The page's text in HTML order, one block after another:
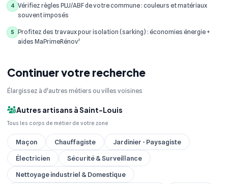
4 Vérifiez règles PLU/ABF de votre commune : couleurs et matériaux
souvent imposés
5
Profitez des travaux pour isolation (sarking) : économies énergie +
aides MaPrimeRénov'
Continuer votre recherche
Élargissez à d'autres métiers ou villes voisines
Autres artisans à Saint-Louis
Tous les corps de métier de votre zone
Maçon Chauffagiste
Jardinier - Paysagiste
Électricien
Sécurité & Surveillance
Nettoyage industriel & Domestique